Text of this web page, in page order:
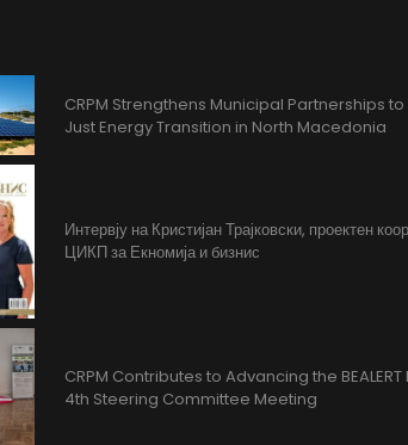
CRPM Strengthens Municipal Partnerships
Just Energy Transition in North Macedonia
Интервју на Кристијан Трајковски, проектен
ЦИКП за Екномија и бизнис
CRPM Contributes to Advancing the
4th Steering Committee Meeting